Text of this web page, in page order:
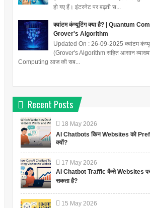
हो गए हैं। इंटरनेट पर बढ़ती स...
क्वांटम कंप्यूटिंग क्या है? | Quantum
Grover's Algorithm
Updated On : 26-09-2025 क्वांटम
(Grover's Algorithm सहित आसान
Computing आज की सब...
Recent Posts
18 May 2026
AI Chatbots किन Websites को
क्यों?
17 May 2026
AI Chatbot Traffic कैसे Websites
सकता है?
15 May 2026